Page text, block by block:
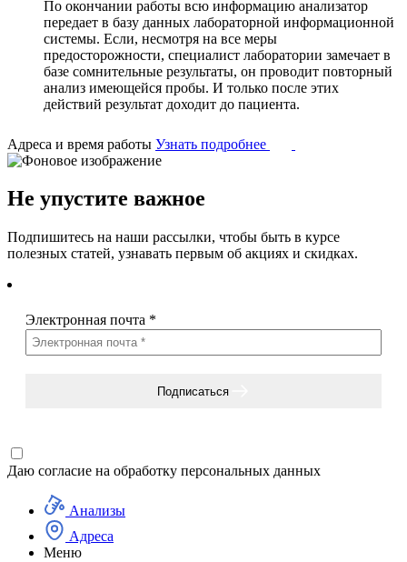
По окончании работы всю информацию анализатор
передает в базу данных лабораторной информационной
системы. Если, несмотря на все меры
предосторожности, специалист лаборатории замечает в
базе сомнительные результаты, он проводит повторный
анализ имеющейся пробы. И только после этих
действий результат доходит до пациента.
Адреса и время работы Узнать подробнее
Не упустите важное
Подпишитесь на наши рассылки, чтобы быть в курсе
полезных статей, узнавать первым об акциях и скидках.
Электронная почта *
Подписаться
Даю согласие на обработку персональных данных
Анализы
Адреса
Меню